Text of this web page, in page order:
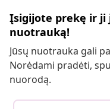
Įsigijote prekę ir ji
nuotrauką!
Jūsų nuotrauka gali
Norėdami pradėti,
nuorodą.